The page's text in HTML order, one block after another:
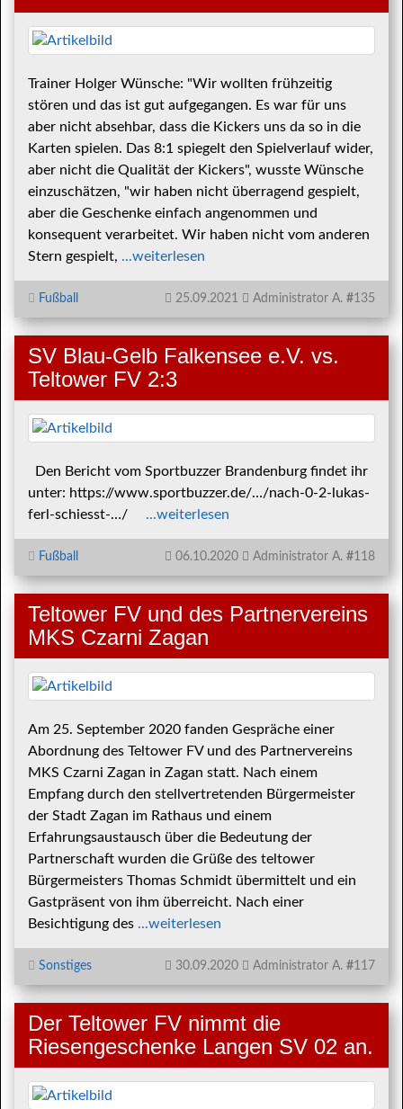
Trainer Holger Wünsche: "Wir wollten frühzeitig
stören und das ist gut aufgegangen. Es war für uns
aber nicht absehbar, dass die Kickers uns da so in die
Karten spielen. Das 8:1 spiegelt den Spielverlauf wider,
aber nicht die Qualität der Kickers", wusste Wünsche
einzuschätzen, "wir haben nicht überragend gespielt,
aber die Geschenke einfach angenommen und
konsequent verarbeitet. Wir haben nicht vom anderen
Stern gespielt, ...weiterlesen
Fußball 25.09.2021 Administrator A. #135
SV Blau-Gelb Falkensee e.V. vs.
Teltower FV 2:3
Den Bericht vom Sportbuzzer Brandenburg findet ihr
unter: https://www.sportbuzzer.de/…/nach-0-2-lukas-
ferl-schiesst-…/ ...weiterlesen
Fußball 06.10.2020 Administrator A. #118
Teltower FV und des Partnervereins
MKS Czarni Zagan
Am 25. September 2020 fanden Gespräche einer
Abordnung des Teltower FV und des Partnervereins
MKS Czarni Zagan in Zagan statt. Nach einem
Empfang durch den stellvertretenden Bürgermeister
der Stadt Zagan im Rathaus und einem
Erfahrungsaustausch über die Bedeutung der
Partnerschaft wurden die Grüße des teltower
Bürgermeisters Thomas Schmidt übermittelt und ein
Gastpräsent von ihm überreicht. Nach einer
Besichtigung des ...weiterlesen
Sonstiges 30.09.2020 Administrator A. #117
Der Teltower FV nimmt die
Riesengeschenke Langen SV 02 an.